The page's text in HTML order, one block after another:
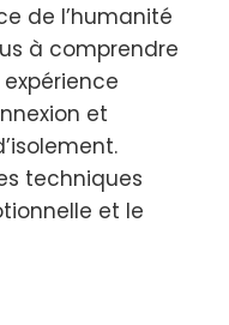
de l’humanité
à comprendre
et
techniques
et le